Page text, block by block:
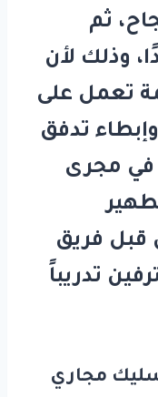
ثم
وذلك لأن
تعمل على
تدفق
في مجرى
قبل فريق
تدريباً
مجاري